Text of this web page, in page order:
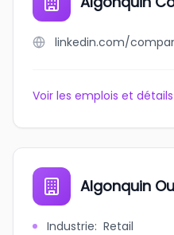
linkedin.com/
Voir les emplois et détails
Algonquin
Industrie: Retail